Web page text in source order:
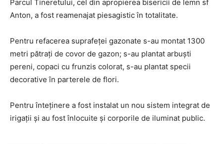
Parcul Tineretului, cel din apropierea bisericii de lemn sf
Anton, a fost reamenajat piesagistic în totalitate.
Pentru refacerea suprafeței gazonate s-au montat 1300
metri pătrați de covor de gazon; s-au plantat arbuști
pereni, copaci cu frunzis colorat, s-au plantat specii
decorative în parterele de flori.
Pentru înteținere a fost instalat un nou sistem integrat de
irigații și au fost înlocuite și corporile de iluminat public.